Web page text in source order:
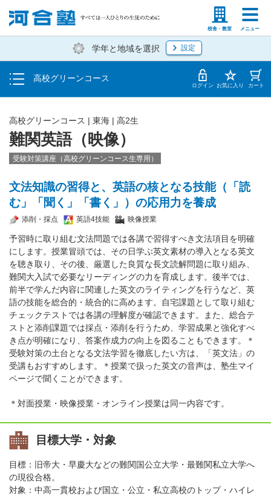
校舎・教室 メニュー
塾生の方 高等学校の先生
学年と地域を選択 設定
高校グリーンコース
学費の仕組み・支払方法
受講開始までの流れ
校舎・教室一覧 ログイン お気に入り カート
高校グリーンコース | 東海 | 高2生
難関英語（映像）
受験対策講座（高校グリーンコース生専用）
文法知識の習得と、英語の核となる技能（「読
む」「聞く」「書く」）の応用力を養成
添削・採点 英語4技能 映像授業
予習時に取り組む文法問題では各講で習得すべき文法項目を明確
にします。授業冒頭では、その日学ぶ英文素材の導入となる英文
を聴き取り、その後、厳選した良質な長文読解問題に取り組み、
難関大入試で必要なリーディングの力を育成します。後半では、
前半で学んだ内容に関連した英文のライティングを行うなど、英
語の技能を総合的・統合的に高めます。自宅課題として取り組む
チェックテストでは各講の理解度が確認できます。また、総合テ
ストと添削課題では採点・添削を行うため、学習成果と強化すべ
き点が明確になり、答案作成力の向上を図ることもできます。＊
受験対策の土台となる文法学習を徹底したい方は、「英文法」の
受講もおすすめします。＊授業で扱った英文の音声は、塾生マイ
ページで聞くことができます。
＊対面授業・映像授業・オンライン授業は同一内容です。
目標大学・対象
目標：旧帝大・早慶大などの難関国公立大学・最難関私立大学へ
の現役合格。
対象：中高一貫校および国立・公立・私立高校のトップ・ハイレ